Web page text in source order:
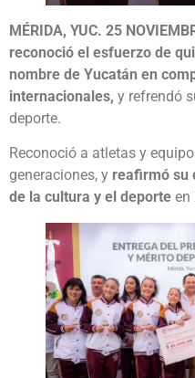
MÉRIDA, YUC. 25
reconoció el esfuerzo de
nombre de Yucatán en
internacionales, y refrendó
deporte.
Reconoció a atletas y
generaciones, y reafirmó su
de la cultura y el deporte en